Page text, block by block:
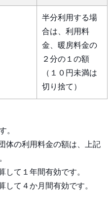
半分利用する場
合は、利用料
金、暖房料金の
２分の１の額
（１０円未満は
切り捨て）
。
体の利用料金の額は、上記
して１年間有効です。
して４か月間有効です。